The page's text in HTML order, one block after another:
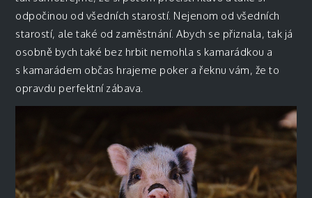
odpočinou od všedních starostí. Nejenom od všedních
starostí, ale také od zaměstnání. Abych se přiznala, tak já
osobně bych také bez hrbit nemohla s kamarádkou a
s kamarádem občas hrajeme poker a řeknu vám, že to
opravdu perfektní zábava.